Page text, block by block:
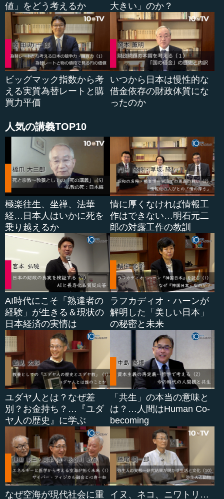
●ヨーロッパは財政緩和の方向へ
このような情勢が経済政策にどういった影響を及ぼして
いるかといえば、財政政策は明らかに緩和の方向に向かっ
ています。難民とテロ対策という名目で、すでに多くのプ
ロジェクトが進行しており、その一部はＥＵ財政安定成長
協定（ Ｓｔａｂｉｌｉｔｙ ａｎｄ Ｇｒｏｗｔｈ Ｐａｃ
ｔ）の枠外で行う方向で話が進んでいます。財政支出を増
やさないと、右寄りの政党が票を伸ばしていくのではない
政策には当面、緩和の力がかかり続けるでしょう。
同様のことが金融政策にもいえます。１２月の初めにあ
った前回のＥＣＢ（欧州中央銀行）理事会で、市場予想を
やや下回る決定しかなされなかったことも、ヨーロッパ全
体を覆っているこうした空気が影響しているという見方が
有力です。ＥＣＢのマリオ・ドラギ総裁は、今回の理事会
の前の講演などで、思い切ったことをやるという趣旨の発
言をしました。今回はその通り...
値」をどう考えるか
大きい」のか？
ビッグマック指数から考
える実質為替レートと購
買力平価
いつから日本は慢性的な
借金依存の財政体質にな
ったのか
人気の講義TOP10
極楽往生、坐禅、法華
経…日本人はいかに死を
乗り越えるか
情に厚くなければ情報工
作はできない…明石元二
郎の対露工作の教訓
AI時代にこそ「熟達者の
経験」が生きる＆現状の
日本経済の実情は
ラフカディオ・ハーンが
解明した「美しい日本」
の秘密と未来
ユダヤ人とは？なぜ差
別？お金持ち？…『ユダ
ヤ人の歴史』に学ぶ
「共生」の本当の意味と
は？…人間はHuman Co-
becoming
なぜ空海が現代社会に重
イヌ、ネコ、ニワトリ…